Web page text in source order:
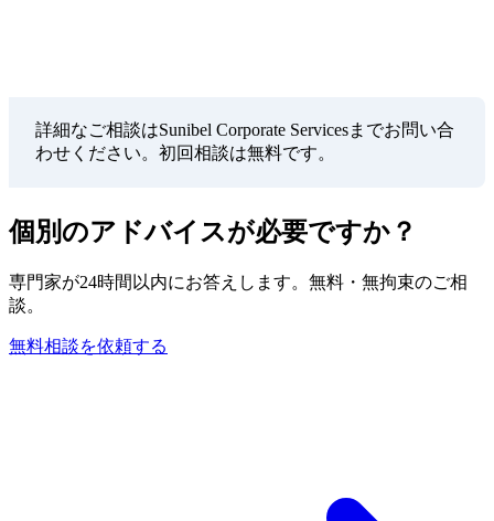
詳細なご相談はSunibel Corporate Servicesまでお問い合
わせください。初回相談は無料です。
個別のアドバイスが必要ですか？
専門家が24時間以内にお答えします。無料・無拘束のご相
談。
無料相談を依頼する